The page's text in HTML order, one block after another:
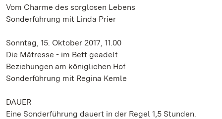
Vom Charme des sorglosen Lebens
Sonderführung mit Linda Prier
Sonntag, 15. Oktober 2017, 11.00
Die Mätresse - im Bett geadelt
Beziehungen am königlichen Hof
Sonderführung mit Regina Kemle
DAUER
Eine Sonderführung dauert in der Regel 1,5 Stunden.